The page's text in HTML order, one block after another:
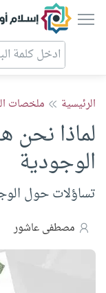
الرئيسية ملخصات
لماذا نحن
الوجودية
تساؤلات حول
مصطفى عاشور